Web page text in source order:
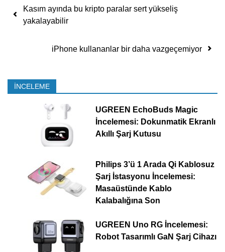
Yazı dolaşımı
Kasım ayında bu kripto paralar sert yükseliş
yakalayabilir
iPhone kullananlar bir daha vazgeçemiyor
İNCELEME
UGREEN EchoBuds Magic
İncelemesi: Dokunmatik Ekranlı
Akıllı Şarj Kutusu
Philips 3’ü 1 Arada Qi Kablosuz
Şarj İstasyonu İncelemesi:
Masaüstünde Kablo
Kalabalığına Son
UGREEN Uno RG İncelemesi:
Robot Tasarımlı GaN Şarj Cihazı